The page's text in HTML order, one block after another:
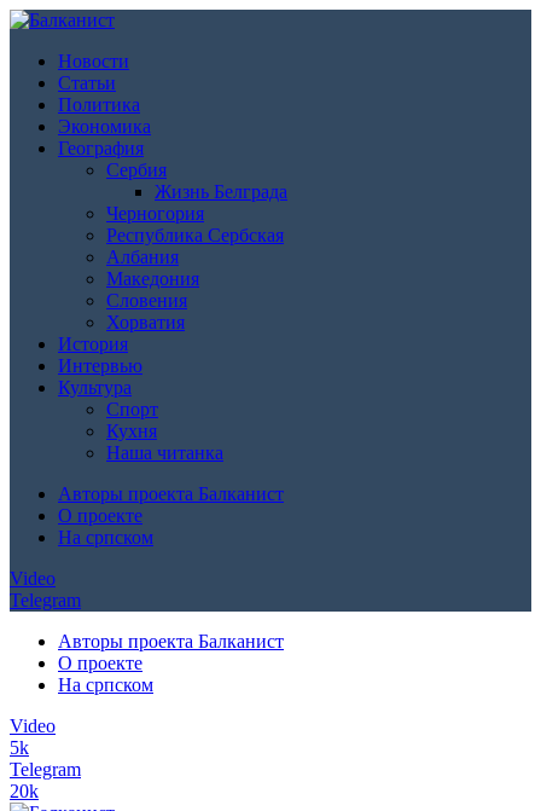
Новости
Статьи
Политика
Экономика
География
Сербия
Жизнь Белграда
Черногория
Республика Сербская
Албания
Македония
Словения
Хорватия
История
Интервью
Культура
Спорт
Кухня
Наша читанка
Авторы проекта Балканист
О проекте
На српском
Video
Telegram
Авторы проекта Балканист
О проекте
На српском
Video
5k
Telegram
20k